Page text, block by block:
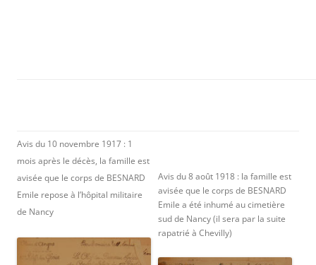
Avis du 10 novembre 1917 : 1
mois après le décès, la famille est
avisée que le corps de BESNARD
Emile repose à l’hôpital militaire
de Nancy
Avis du 8 août 1918 : la famille est
avisée que le corps de BESNARD
Emile a été inhumé au cimetière
sud de Nancy (il sera par la suite
rapatrié à Chevilly)